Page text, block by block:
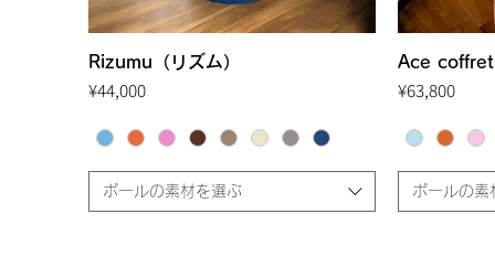
Quick View
Rizumu（リズム）
Price
¥44,000
ポールの素材を選ぶ
Ace coffret
Price
¥63,800
ポールの素